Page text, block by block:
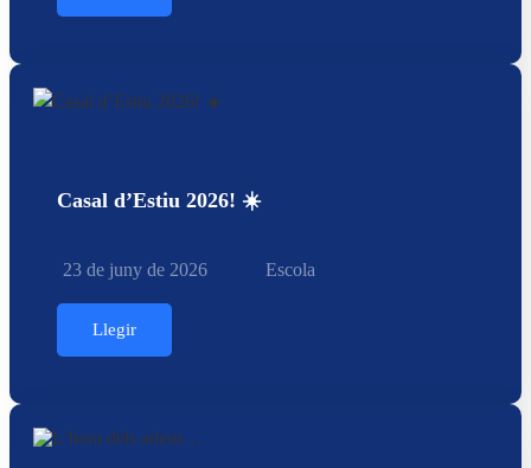
Casal d’Estiu 2026! ☀️
23 de juny de 2026 Escola
Llegir